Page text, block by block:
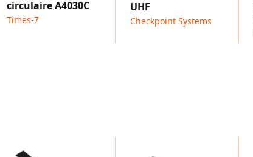
circulaire A4030C
Times-7
UHF
Checkpoint Systems